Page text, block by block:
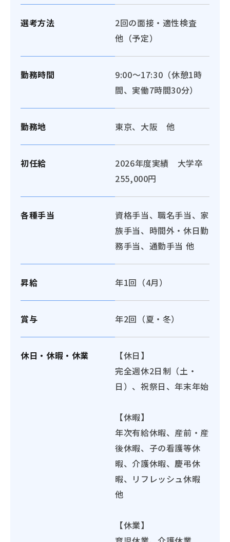
選考方法
2回の面接・適性検査
他（予定）
勤務時間
9:00～17:30（休憩1時
間、実働7時間30分）
勤務地 東京、大阪 他
初任給
2026年度実績 大学卒
255,000円
各種手当
資格手当、職名手当、家
族手当、時間外・休日勤
務手当、通勤手当 他
昇給 年1回（4月）
賞与 年2回（夏・冬）
休日・休暇・休業
【休日】
完全週休2日制（土・
日）、祝祭日、年末年始
【休暇】
年次有給休暇、産前・産
後休暇、子の看護等休
暇、介護休暇、慶弔休
暇、リフレッシュ休暇
他
【休業】